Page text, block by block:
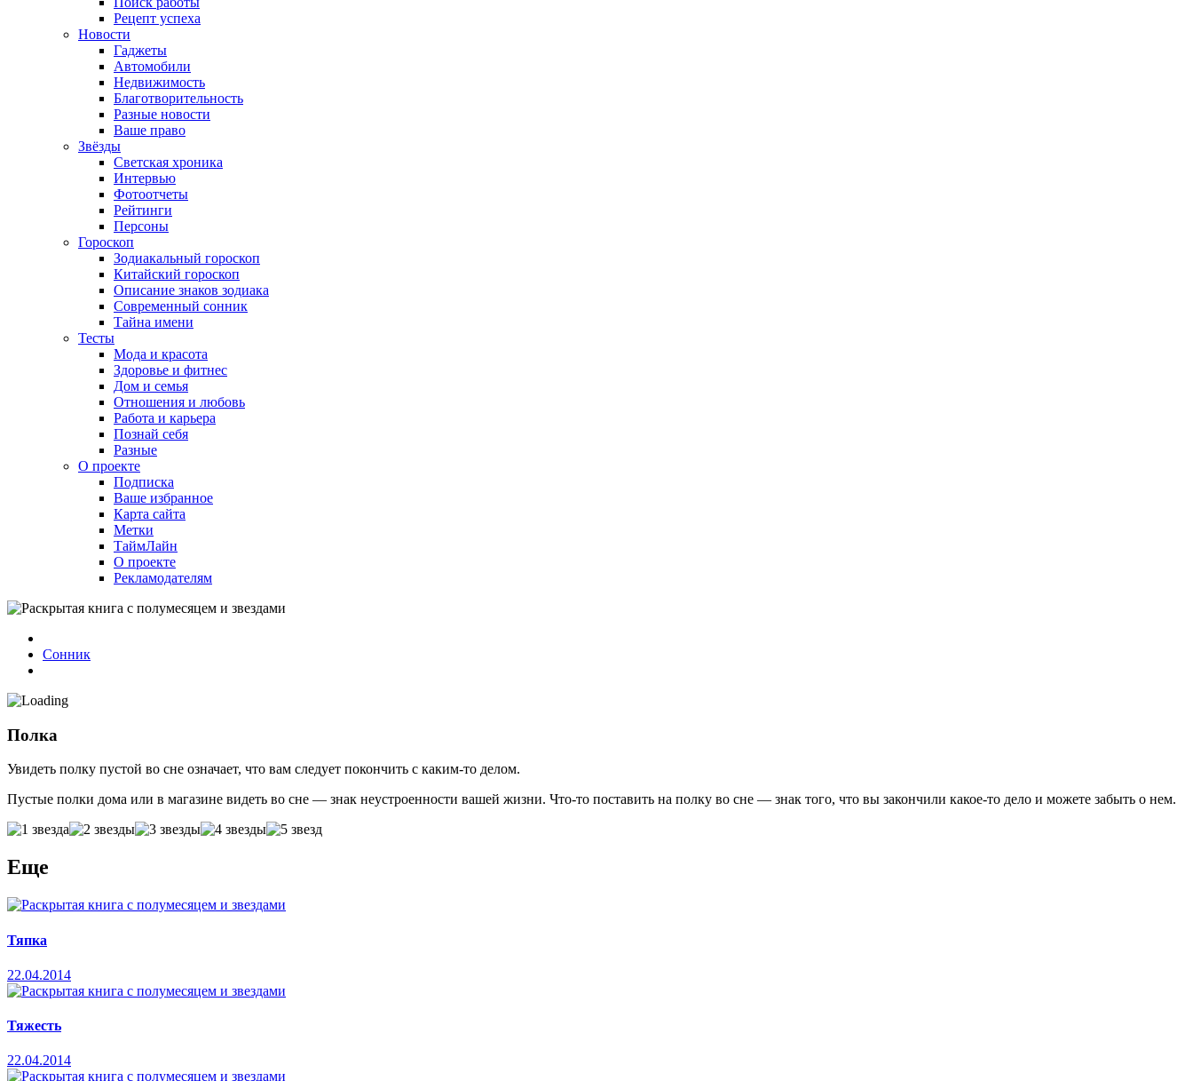
Рецепт успеха
Новости
Гаджеты
Автомобили
Недвижимость
Благотворительность
Разные новости
Ваше право
Звёзды
Светская хроника
Интервью
Фотоотчеты
Рейтинги
Персоны
Гороскоп
Зодиакальный гороскоп
Китайский гороскоп
Описание знаков зодиака
Современный сонник
Тайна имени
Тесты
Мода и красота
Здоровье и фитнес
Дом и семья
Отношения и любовь
Работа и карьера
Познай себя
Разные
О проекте
Подписка
Ваше избранное
Карта сайта
Метки
ТаймЛайн
О проекте
Рекламодателям
Сонник
Полка
Увидеть полку пустой во сне означает, что вам следует покончить с каким-то делом.
Пустые полки дома или в магазине видеть во сне — знак неустроенности вашей жизни. Что-то поставить на полку во сне — знак того, что вы закончили какое-то дело и можете забыть о нем.
Еще
Тяпка
22.04.2014
Тяжесть
22.04.2014